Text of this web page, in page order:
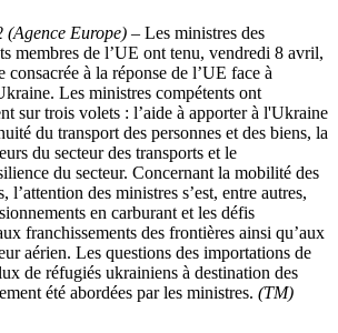
(Agence Europe) – Les ministres des
membres de l’UE ont tenu, vendredi 8 avril,
consacrée à la réponse de l’UE face à
Les ministres compétents ont
sur trois volets : l’aide à apporter à l'Ukraine
du transport des personnes et des biens, la
du secteur des transports et le
du secteur. Concernant la mobilité des
l’attention des ministres s’est, entre autres,
en carburant et les défis
franchissements des frontières ainsi qu’aux
aérien. Les questions des importations de
de réfugiés ukrainiens à destination des
été abordées par les ministres. (TM)